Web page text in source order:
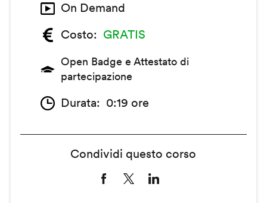
On Demand
Costo
GRATIS
Open Badge e Attestato di
partecipazione
Durata 0:19 ore
Condividi questo corso